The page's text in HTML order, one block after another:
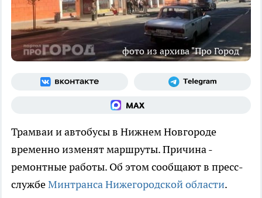
фото из архива "Про Город"
Трамваи и автобусы в Нижнем Новгороде
временно изменят маршруты. Причина -
ремонтные работы. Об этом сообщают в пресс-
службеМинтранса Нижегородской области.